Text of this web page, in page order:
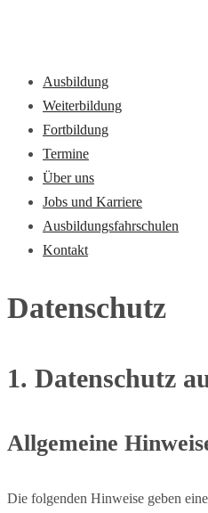
Ausbildung
Weiterbildung
Fortbildung
Termine
Über uns
Jobs und Karriere
Ausbildungsfahrschulen
Kontakt
Datenschutz
1. Datenschutz
Allgemeine
Die folgenden Hinweise geben